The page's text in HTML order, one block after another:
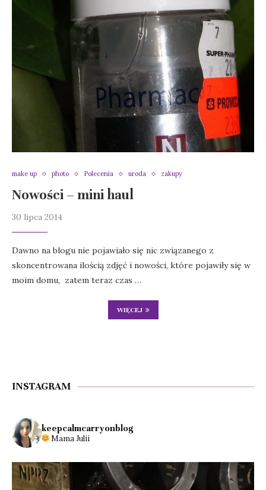
make up photo Polecenia uroda zakupy
Nowości – mini haul
30 lipca 2014
Dawno na blogu nie pojawiało się nic związanego z
skoncentrowana ilością zdjęć i nowości, które pojawiły się w
moim domu, zatem teraz czas …
WIĘCEJ
INSTAGRAM
keepcalmcarryonblog
Mama Julii